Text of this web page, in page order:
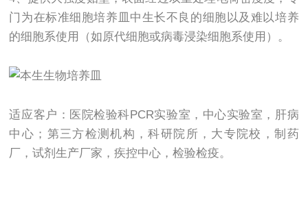
门为在标准细胞培养皿中生长不良的细胞以及难以培养
的细胞系使用（如原代细胞或病毒浸染细胞系使用）。
适应客户：医院检验科PCR实验室，中心实验室，肝病
中心；第三方检测机构，科研院所，大专院校，制药
厂，试剂生产厂家，疾控中心，检验检疫。